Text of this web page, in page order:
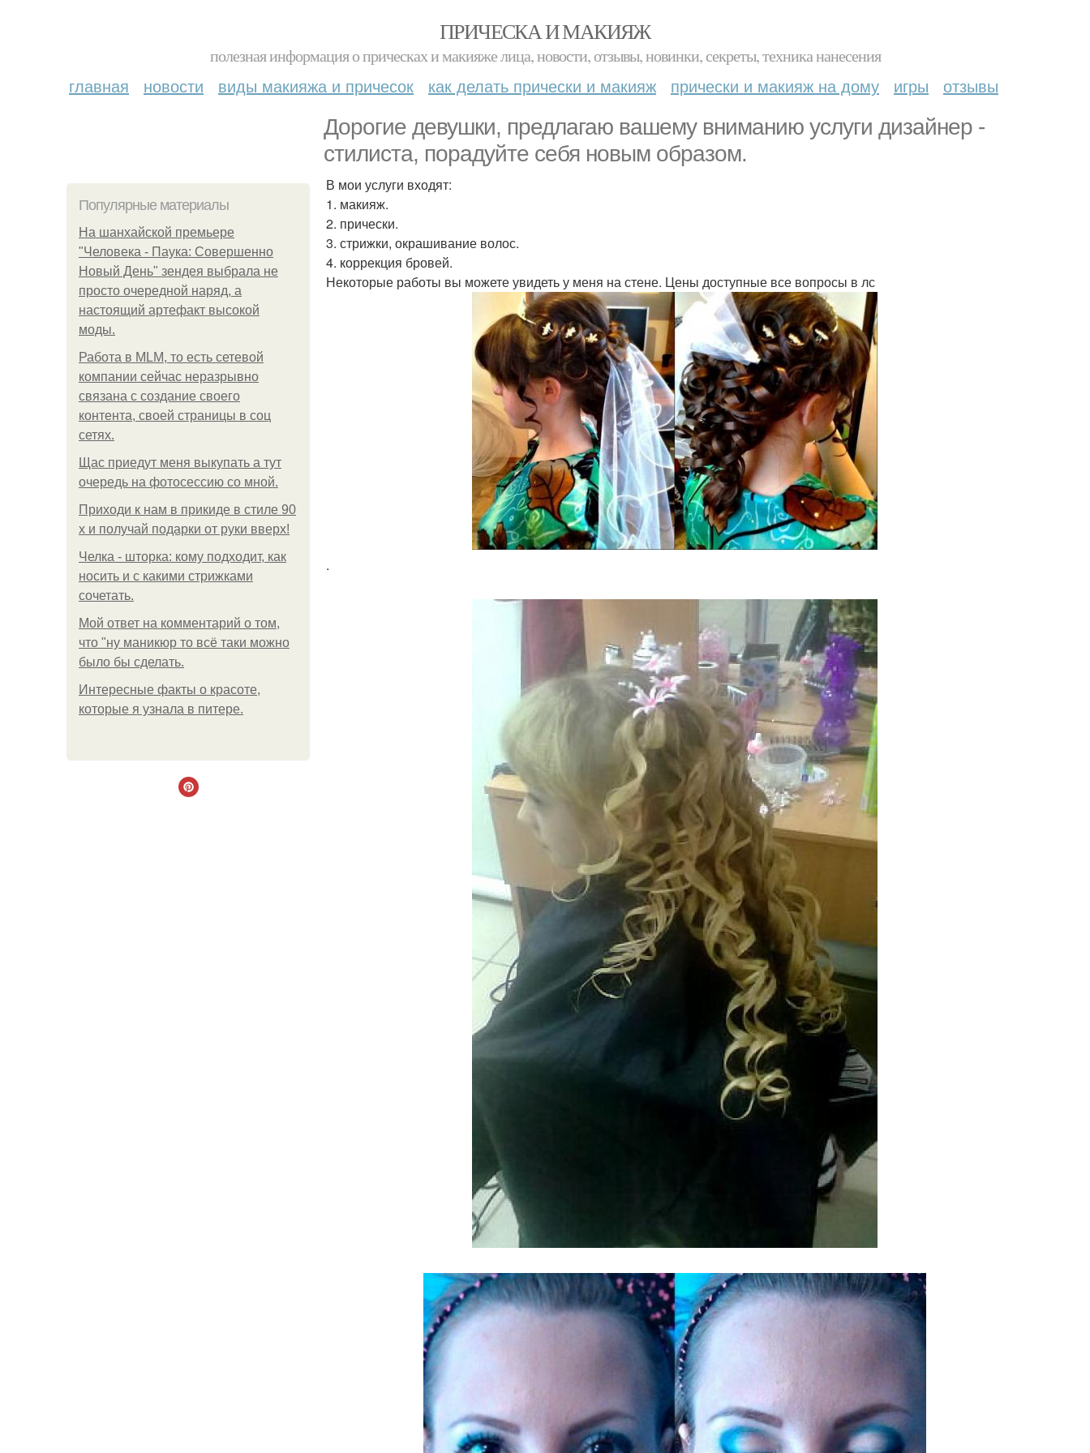
ПРИЧЕСКА И МАКИЯЖ
полезная информация о прическах и макияже лица, новости, отзывы, новинки, секреты, техника нанесения
главная новости виды макияжа и причесок как делать прически и макияж прически и макияж на дому игры отзывы
Дорогие девушки, предлагаю вашему вниманию услуги дизайнер -
стилиста, порадуйте себя новым образом.
Популярные материалы
На шанхайской премьере
"Человека - Паука: Совершенно
Новый День" зендея выбрала не
просто очередной наряд, а
настоящий артефакт высокой
моды.
Работа в MLM, то есть сетевой
компании сейчас неразрывно
связана с создание своего
контента, своей страницы в соц
сетях.
Щас приедут меня выкупать а тут
очередь на фотосессию со мной.
Приходи к нам в прикиде в стиле 90
х и получай подарки от руки вверх!
Челка - шторка: кому подходит, как
носить и с какими стрижками
сочетать.
Мой ответ на комментарий о том,
что "ну маникюр то всё таки можно
было бы сделать.
Интересные факты о красоте,
которые я узнала в питере.
В мои услуги входят:
1. макияж.
2. прически.
3. стрижки, окрашивание волос.
4. коррекция бровей.
Некоторые работы вы можете увидеть у меня на стене. Цены доступные все вопросы в лс
.